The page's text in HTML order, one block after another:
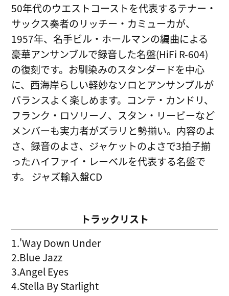
50年代のウエストコーストを代表するテナー・
サックス奏者のリッチー・カミューカが、
1957年、名手ビル・ホールマンの編曲による
豪華アンサンブルで録音した名盤(HiFi R-604)
の復刻です。お馴染みのスタンダードを中心
に、西海岸らしい軽妙なソロとアンサンブルが
バランスよく楽しめます。コンテ・カンドリ、
フランク・ロソリーノ、スタン・リービーなど
メンバーも実力者がズラリと勢揃い。内容のよ
さ、録音のよさ、ジャケットのよさで3拍子揃
ったハイファイ・レーベルを代表する名盤で
す。 ジャズ輸入盤CD
トラックリスト
1.'Way Down Under
2.Blue Jazz
3.Angel Eyes
4.Stella By Starlight